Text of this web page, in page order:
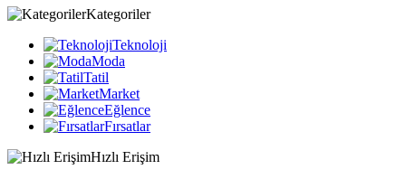
Kategoriler
Teknoloji
Moda
Tatil
Market
Eğlence
Fırsatlar
Hızlı Erişim